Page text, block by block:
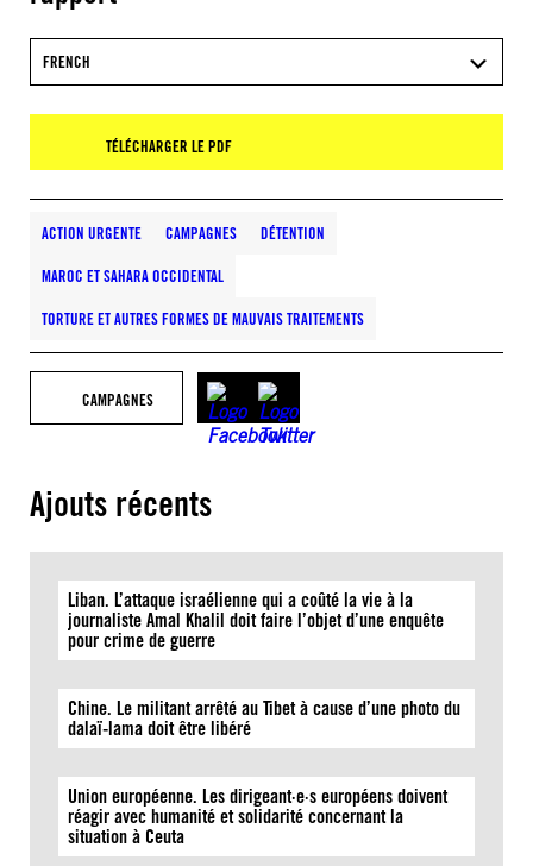
FRENCH
TÉLÉCHARGER LE PDF
ACTION URGENTE CAMPAGNES DÉTENTION
MAROC ET SAHARA OCCIDENTAL
TORTURE ET AUTRES FORMES DE MAUVAIS TRAITEMENTS
CAMPAGNES
Ajouts récents
Liban. L’attaque israélienne qui a coûté la vie à la
journaliste Amal Khalil doit faire l’objet d’une enquête
pour crime de guerre
Chine. Le militant arrêté au Tibet à cause d’une photo du
dalaï-lama doit être libéré
Union européenne. Les dirigeant·e·s européens doivent
réagir avec humanité et solidarité concernant la
situation à Ceuta